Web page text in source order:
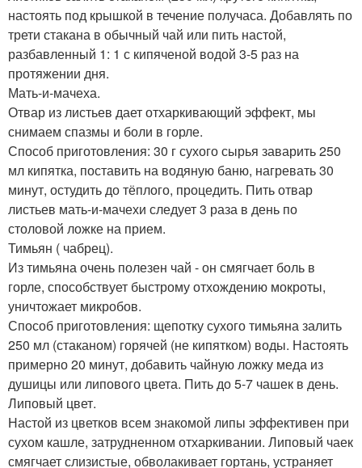
настоять под крышкой в течение получаса. Добавлять по
трети стакана в обычный чай или пить настой,
разбавленный 1: 1 с кипяченой водой 3-5 раз на
протяжении дня.
Мать-и-мачеха.
Отвар из листьев дает отхаркивающий эффект, мы
снимаем спазмы и боли в горле.
Способ приготовления: 30 г сухого сырья заварить 250
мл кипятка, поставить на водяную баню, нагревать 30
минут, остудить до тёплого, процедить. Пить отвар
листьев мать-и-мачехи следует 3 раза в день по
столовой ложке на прием.
Тимьян ( чабрец).
Из тимьяна очень полезен чай - он смягчает боль в
горле, способствует быстрому отхождению мокроты,
уничтожает микробов.
Способ приготовления: щепотку сухого тимьяна залить
250 мл (стаканом) горячей (не кипятком) воды. Настоять
примерно 20 минут, добавить чайную ложку меда из
душицы или липового цвета. Пить до 5-7 чашек в день.
Липовый цвет.
Настой из цветков всем знакомой липы эффективен при
сухом кашле, затрудненном отхаркивании. Липовый чаек
смягчает слизистые, обволакивает гортань, устраняет